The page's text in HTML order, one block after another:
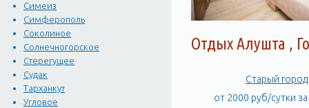
Симеиз
Симферополь
Соколиное
Солнечногорское
Стерегущее
Судак
Тарханкут
Угловое
Отдых Алушта ,
Старый город
от 2000 руб/сутки